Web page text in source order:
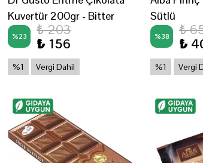
Kuvertür 200gr - Bitter
%23
₺ 203
₺ 156
%1 Vergi Dahil
Sütlü
%38
₺
₺
%1 Vergi